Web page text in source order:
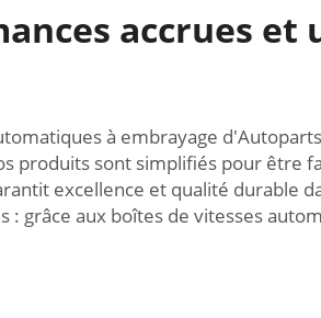
accrues et
à embrayage
produits sont simplifiés pour être
excellence et qualité durable
: grâce aux boîtes de vitesses